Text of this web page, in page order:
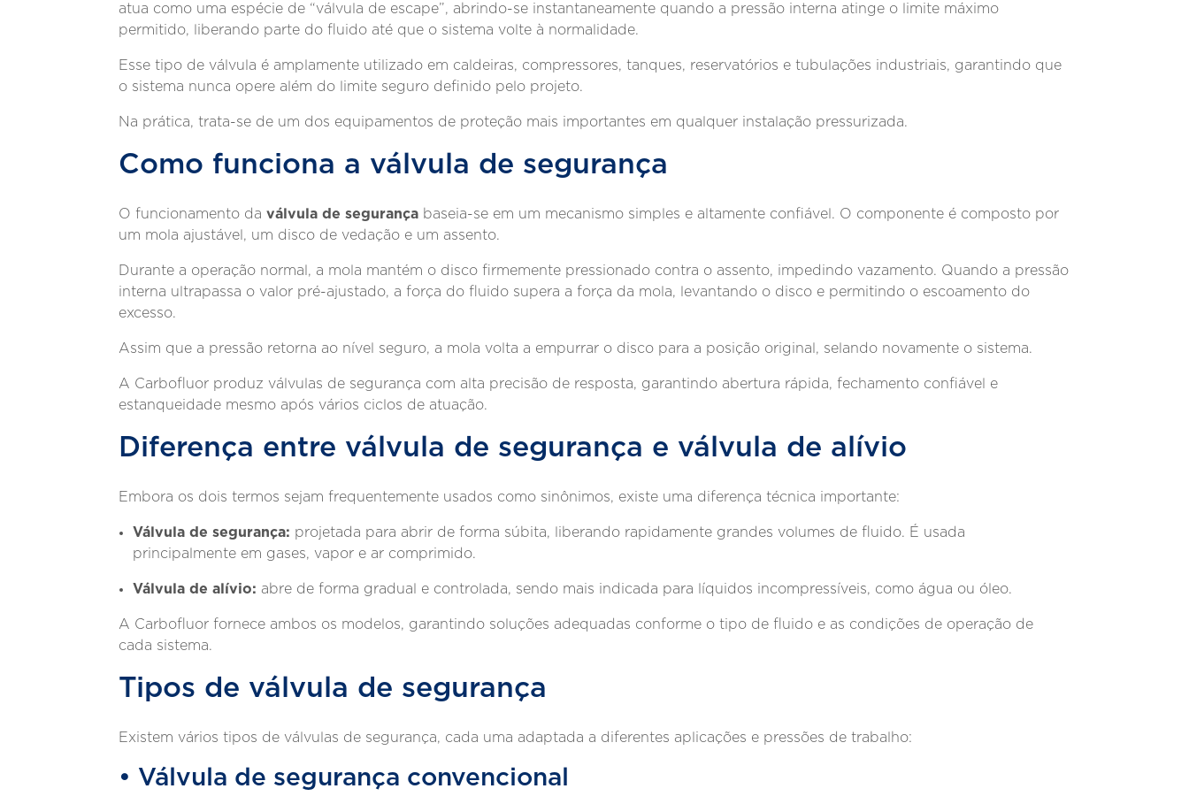
atua como uma espécie de “válvula de escape”, abrindo-se instantaneamente quando a pressão interna atinge o limite máximo
permitido, liberando parte do fluido até que o sistema volte à normalidade.
Esse tipo de válvula é amplamente utilizado em caldeiras, compressores, tanques, reservatórios e tubulações industriais, garantindo que
o sistema nunca opere além do limite seguro definido pelo projeto.
Na prática, trata-se de um dos equipamentos de proteção mais importantes em qualquer instalação pressurizada.
Como funciona a válvula de segurança
O funcionamento da válvula de segurança baseia-se em um mecanismo simples e altamente confiável. O componente é composto por
um mola ajustável, um disco de vedação e um assento.
Durante a operação normal, a mola mantém o disco firmemente pressionado contra o assento, impedindo vazamento. Quando a pressão
interna ultrapassa o valor pré-ajustado, a força do fluido supera a força da mola, levantando o disco e permitindo o escoamento do
excesso.
Assim que a pressão retorna ao nível seguro, a mola volta a empurrar o disco para a posição original, selando novamente o sistema.
A Carbofluor produz válvulas de segurança com alta precisão de resposta, garantindo abertura rápida, fechamento confiável e
estanqueidade mesmo após vários ciclos de atuação.
Diferença entre válvula de segurança e válvula de alívio
Embora os dois termos sejam frequentemente usados como sinônimos, existe uma diferença técnica importante:
Válvula de segurança: projetada para abrir de forma súbita, liberando rapidamente grandes volumes de fluido. É usada
principalmente em gases, vapor e ar comprimido.
Válvula de alívio: abre de forma gradual e controlada, sendo mais indicada para líquidos incompressíveis, como água ou óleo.
A Carbofluor fornece ambos os modelos, garantindo soluções adequadas conforme o tipo de fluido e as condições de operação de
cada sistema.
Tipos de válvula de segurança
Existem vários tipos de válvulas de segurança, cada uma adaptada a diferentes aplicações e pressões de trabalho:
• Válvula de segurança convencional